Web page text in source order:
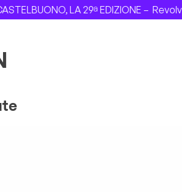
LA 29ª EDIZIONE –Revolver dei